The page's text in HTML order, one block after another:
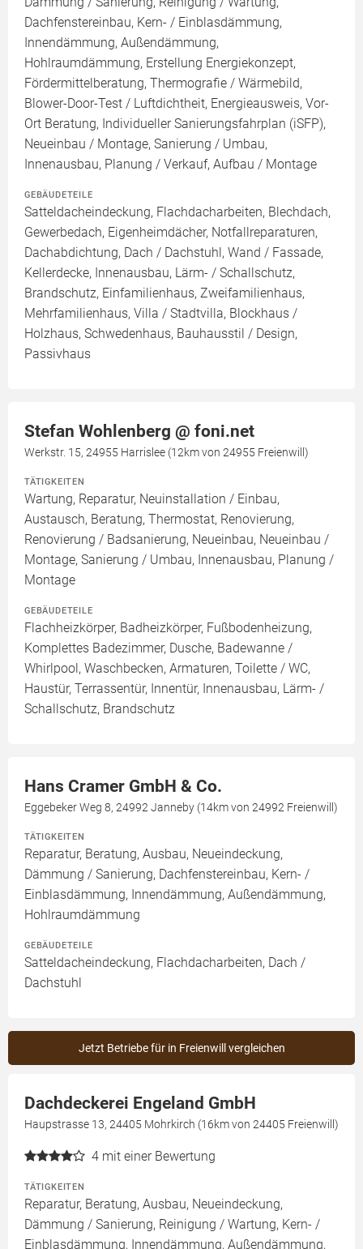
Dachfenstereinbau, Kern- / Einblasdämmung,
Innendämmung, Außendämmung,
Hohlraumdämmung, Erstellung Energiekonzept,
Fördermittelberatung, Thermografie / Wärmebild,
Blower-Door-Test / Luftdichtheit, Energieausweis, Vor-
Ort Beratung, Individueller Sanierungsfahrplan (iSFP),
Neueinbau / Montage, Sanierung / Umbau,
Innenausbau, Planung / Verkauf, Aufbau / Montage
GEBÄUDETEILE
Satteldacheindeckung, Flachdacharbeiten, Blechdach,
Gewerbedach, Eigenheimdächer, Notfallreparaturen,
Dachabdichtung, Dach / Dachstuhl, Wand / Fassade,
Kellerdecke, Innenausbau, Lärm- / Schallschutz,
Brandschutz, Einfamilienhaus, Zweifamilienhaus,
Mehrfamilienhaus, Villa / Stadtvilla, Blockhaus /
Holzhaus, Schwedenhaus, Bauhausstil / Design,
Passivhaus
Stefan Wohlenberg @ foni.net
Werkstr. 15, 24955 Harrislee (12km von 24955 Freienwill)
TÄTIGKEITEN
Wartung, Reparatur, Neuinstallation / Einbau,
Austausch, Beratung, Thermostat, Renovierung,
Renovierung / Badsanierung, Neueinbau, Neueinbau /
Montage, Sanierung / Umbau, Innenausbau, Planung /
Montage
GEBÄUDETEILE
Flachheizkörper, Badheizkörper, Fußbodenheizung,
Komplettes Badezimmer, Dusche, Badewanne /
Whirlpool, Waschbecken, Armaturen, Toilette / WC,
Haustür, Terrassentür, Innentür, Innenausbau, Lärm- /
Schallschutz, Brandschutz
Hans Cramer GmbH & Co.
Eggebeker Weg 8, 24992 Janneby (14km von 24992 Freienwill)
TÄTIGKEITEN
Reparatur, Beratung, Ausbau, Neueindeckung,
Dämmung / Sanierung, Dachfenstereinbau, Kern- /
Einblasdämmung, Innendämmung, Außendämmung,
Hohlraumdämmung
GEBÄUDETEILE
Satteldacheindeckung, Flachdacharbeiten, Dach /
Dachstuhl
Jetzt Betriebe für in Freienwill vergleichen
Dachdeckerei Engeland GmbH
Haupstrasse 13, 24405 Mohrkirch (16km von 24405 Freienwill)
4 mit einer Bewertung
TÄTIGKEITEN
Reparatur, Beratung, Ausbau, Neueindeckung,
Dämmung / Sanierung, Reinigung / Wartung, Kern- /
Einblasdämmung, Innendämmung, Außendämmung,